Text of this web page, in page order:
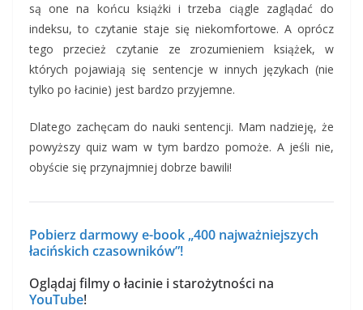
są one na końcu książki i trzeba ciągle zaglądać do
indeksu, to czytanie staje się niekomfortowe. A oprócz
tego przecież czytanie ze zrozumieniem książek, w
których pojawiają się sentencje w innych językach (nie
tylko po łacinie) jest bardzo przyjemne.
Dlatego zachęcam do nauki sentencji. Mam nadzieję, że
powyższy quiz wam w tym bardzo pomoże. A jeśli nie,
obyście się przynajmniej dobrze bawili!
Pobierz darmowy e-book „400 najważniejszych
łacińskich czasowników”!
Oglądaj filmy o łacinie i starożytności na
YouTube!